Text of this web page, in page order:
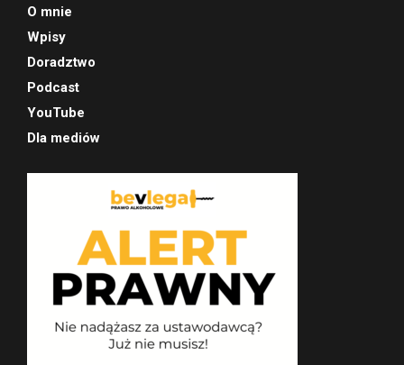
O mnie
Wpisy
Doradztwo
Podcast
YouTube
Dla mediów